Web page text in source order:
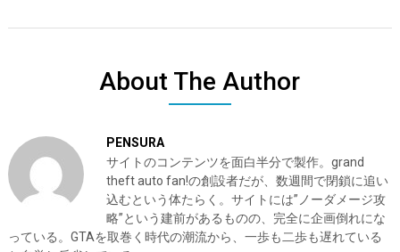
About The Author
PENSURA
サイトのコンテンツを面白半分で製作。grand
theft auto fan!の創設者だが、数週間で閉鎖に追い
込むという体たらく。サイトには”ノーダメージ攻
略”という建前があるものの、完全に企画倒れにな
っている。GTAを取巻く時代の潮流から、一歩も二歩も遅れている